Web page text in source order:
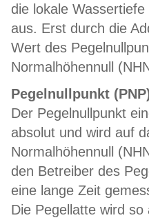
die lokale
aus. Erst durch die
Wert des
Normalhöhennull
Pegelnullpunkt
Der Pegelnullpunkt
absolut und wird auf
Normalhöhennull
den Betreiber des
eine lange Zeit
Die Pegellatte wird